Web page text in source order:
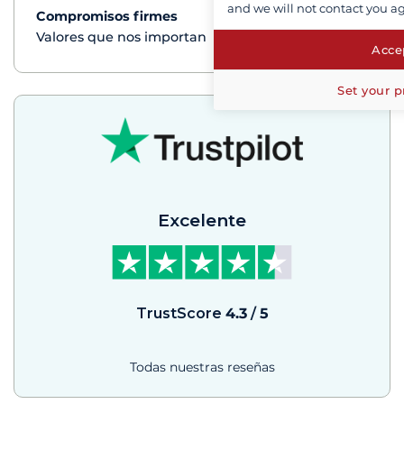
Compromisos firmes
Ver+
Valores que nos importan
Excelente
TrustScore 4.3/5
Todas nuestras reseñas
and we will not contact you
Set your